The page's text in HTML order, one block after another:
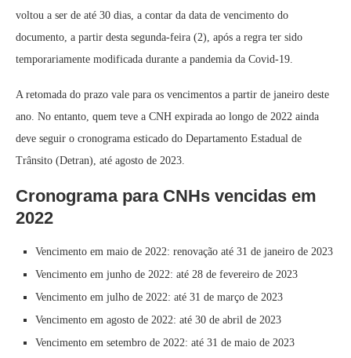
voltou a ser de até 30 dias, a contar da data de vencimento do
documento, a partir desta segunda-feira (2), após a regra ter sido
temporariamente modificada durante a pandemia da Covid-19.
A retomada do prazo vale para os vencimentos a partir de janeiro deste
ano. No entanto, quem teve a CNH expirada ao longo de 2022 ainda
deve seguir o cronograma esticado do Departamento Estadual de
Trânsito (Detran), até agosto de 2023.
Cronograma para CNHs vencidas em
2022
Vencimento em maio de 2022: renovação até 31 de janeiro de 2023
Vencimento em junho de 2022: até 28 de fevereiro de 2023
Vencimento em julho de 2022: até 31 de março de 2023
Vencimento em agosto de 2022: até 30 de abril de 2023
Vencimento em setembro de 2022: até 31 de maio de 2023